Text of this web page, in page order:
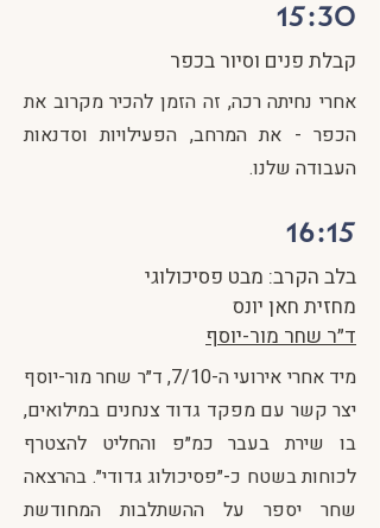
15:30
קבלת פנים וסיור בכפר
אחרי נחיתה רכה, זה הזמן להכיר מקרוב את
הכפר - את המרחב, הפעילויות וסדנאות
העבודה שלנו.
16:15
בלב הקרב: מבט פסיכולוגי
מחזית חאן יונס
ד״ר שחר מור-יוסף
מיד אחרי אירועי ה-7/10, ד״ר שחר מור-יוסף
יצר קשר עם מפקד גדוד צנחנים במילואים,
בו שירת בעבר כמ״פ והחליט להצטרף
לכוחות בשטח כ-״פסיכולוג גדודי״. בהרצאה
שחר יספר על ההשתלבות המחודשת